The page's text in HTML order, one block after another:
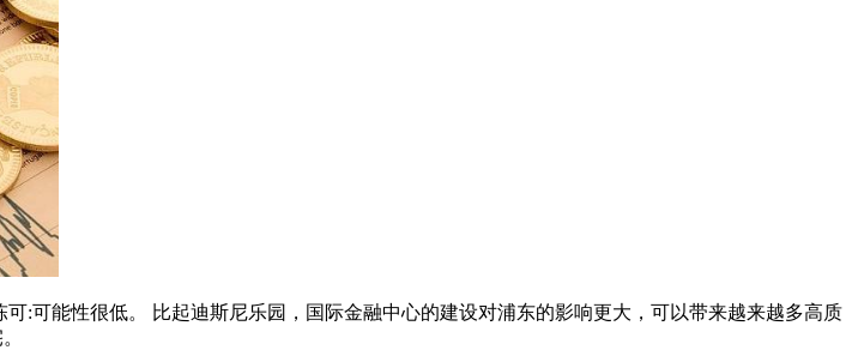
:可能性很低。 比起迪斯尼乐园，国际金融中心的建设对浦东的影响更大，可以带来越来越多高质